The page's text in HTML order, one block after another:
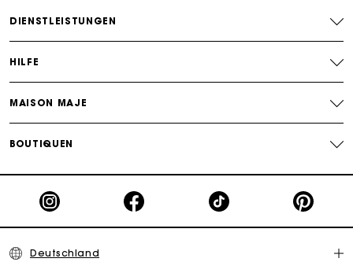
DIENSTLEISTUNGEN
HILFE
MAISON MAJE
BOUTIQUEN
Deutschland